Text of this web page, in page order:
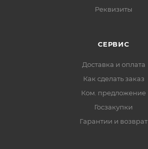
Реквизиты
СЕРВИС
Доставка и оплата
Как сделать заказ
Ком. предложение
Госзакупки
Гарантии и возврат